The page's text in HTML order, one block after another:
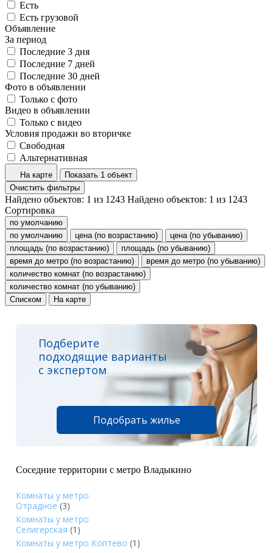
Есть
Есть грузовой
Объявление
За период
Последние 3 дня
Последние 7 дней
Последние 30 дней
Фото в объявлении
Только с фото
Видео в объявлении
Только с видео
Условия продажи во вторичке
Свободная
Альтернативная
На карте
Показать 1 объект
Очистить фильтры
Найдено объектов: 1 из 1243 Найдено объектов: 1 из 1243
Сортировка
по умолчанию
по умолчанию
цена (по возрастанию)
цена (по убыванию)
площадь (по возрастанию)
площадь (по убыванию)
время до метро (по возрастанию)
время до метро (по убыванию)
количество комнат (по возрастанию)
количество комнат (по убыванию)
Списком
На карте
Подберите
подходящие варианты
с экспертом
Подобрать жилье
Соседние территории с метро Владыкино
Комнаты у метро
Отрадное (3)
Комнаты у метро
Селигерская (1)
Комнаты у метро Коптево (1)